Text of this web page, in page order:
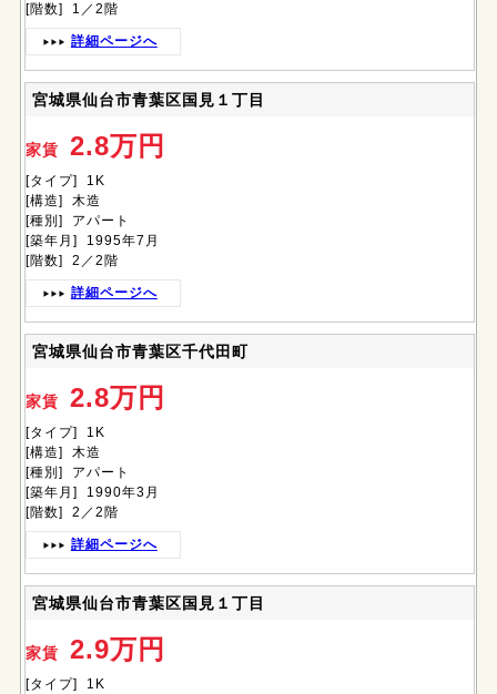
[階数] 1／2階
詳細ページへ
宮城県仙台市青葉区国見１丁目
家賃 2.8万円
[タイプ] 1K
[構造] 木造
[種別] アパート
[築年月] 1995年7月
[階数] 2／2階
詳細ページへ
宮城県仙台市青葉区千代田町
家賃 2.8万円
[タイプ] 1K
[構造] 木造
[種別] アパート
[築年月] 1990年3月
[階数] 2／2階
詳細ページへ
宮城県仙台市青葉区国見１丁目
家賃 2.9万円
[タイプ] 1K